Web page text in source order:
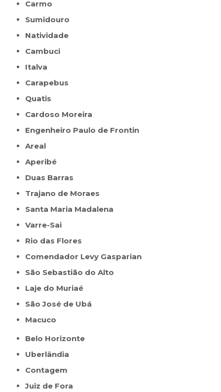
Carmo
Sumidouro
Natividade
Cambuci
Italva
Carapebus
Quatis
Cardoso Moreira
Engenheiro Paulo de Frontin
Areal
Aperibé
Duas Barras
Trajano de Moraes
Santa Maria Madalena
Varre-Sai
Rio das Flores
Comendador Levy Gasparian
São Sebastião do Alto
Laje do Muriaé
São José de Ubá
Macuco
Belo Horizonte
Uberlândia
Contagem
Juiz de Fora